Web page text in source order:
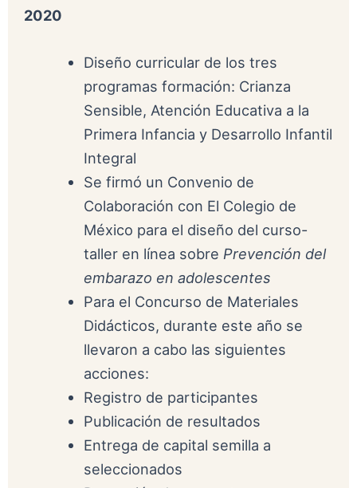
2020
Diseño curricular de los tres
programas formación: Crianza
Sensible, Atención Educativa a la
Primera Infancia y Desarrollo Infantil
Integral
Se firmó un Convenio de
Colaboración con El Colegio de
México para el diseño del curso-
taller en línea sobre Prevención del
embarazo en adolescentes
Para el Concurso de Materiales
Didácticos, durante este año se
llevaron a cabo las siguientes
acciones:
Registro de participantes
Publicación de resultados
Entrega de capital semilla a
seleccionados